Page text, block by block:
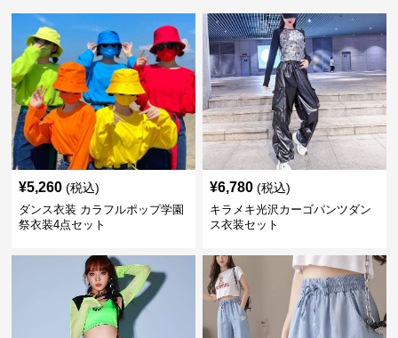
¥5,260 (税込)
ダンス衣装 カラフルポップ学園
祭衣装4点セット
¥6,780 (税込)
キラメキ光沢カーゴパンツダン
ス衣装セット